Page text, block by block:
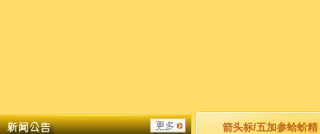
庆祝集团公司成立二十二周年！
箭头标/五加参蛤蚧精